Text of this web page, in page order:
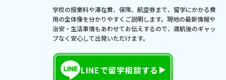
学校の授業料や滞在費、保険、航空券まで、留学にかかる費
用の全体像を分かりやすくご説明します。現地の最新情報や
治安・生活事情もあわせてお伝えするので、渡航後のギャッ
プなく安心して出発いただけます。
LINEで留学相談する